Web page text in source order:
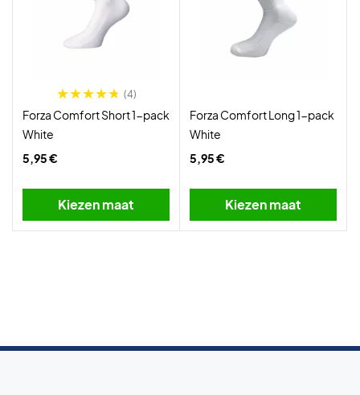
(4)
Forza Comfort Short 1-pack
White
5,95 €
Kiezen maat
Forza Comfort Long 1-pack
White
5,95 €
Kiezen maat